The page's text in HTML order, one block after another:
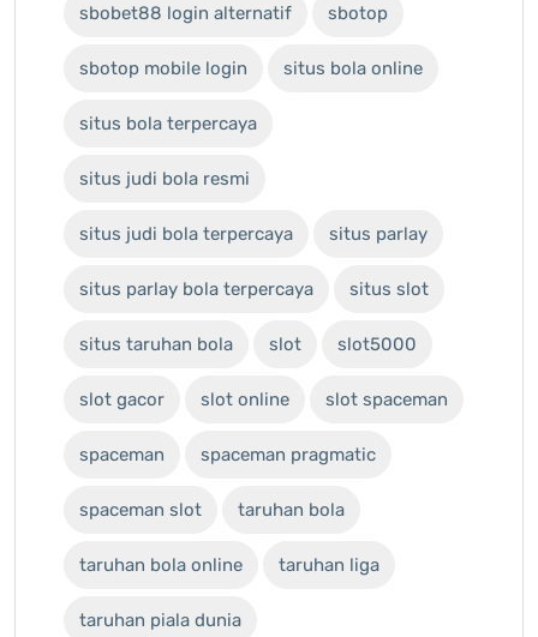
sbobet88 login alternatif sbotop
sbotop mobile login situs bola online
situs bola terpercaya
situs judi bola resmi
situs judi bola terpercaya situs parlay
situs parlay bola terpercaya situs slot
situs taruhan bola slot slot5000
slot gacor slot online slot spaceman
spaceman spaceman pragmatic
spaceman slot taruhan bola
taruhan bola online taruhan liga
taruhan piala dunia